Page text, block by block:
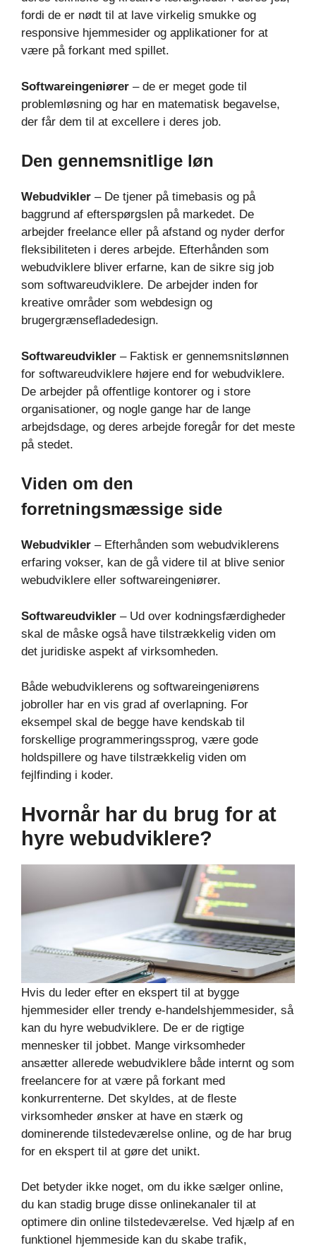
fordi de er nødt til at lave virkelig smukke og
responsive hjemmesider og applikationer for at
være på forkant med spillet.
Softwareingeniører – de er meget gode til
problemløsning og har en matematisk begavelse,
der får dem til at excellere i deres job.
Den gennemsnitlige løn
Webudvikler – De tjener på timebasis og på
baggrund af efterspørgslen på markedet. De
arbejder freelance eller på afstand og nyder derfor
fleksibiliteten i deres arbejde. Efterhånden som
webudviklere bliver erfarne, kan de sikre sig job
som softwareudviklere. De arbejder inden for
kreative områder som webdesign og
brugergrænsefladedesign.
Softwareudvikler – Faktisk er gennemsnitslønnen
for softwareudviklere højere end for webudviklere.
De arbejder på offentlige kontorer og i store
organisationer, og nogle gange har de lange
arbejdsdage, og deres arbejde foregår for det meste
på stedet.
Viden om den
forretningsmæssige side
Webudvikler – Efterhånden som webudviklerens
erfaring vokser, kan de gå videre til at blive senior
webudviklere eller softwareingeniører.
Softwareudvikler – Ud over kodningsfærdigheder
skal de måske også have tilstrækkelig viden om
det juridiske aspekt af virksomheden.
Både webudviklerens og softwareingeniørens
jobroller har en vis grad af overlapning. For
eksempel skal de begge have kendskab til
forskellige programmeringssprog, være gode
holdspillere og have tilstrækkelig viden om
fejlfinding i koder.
Hvornår har du brug for at
hyre webudviklere?
Hvis du leder efter en ekspert til at bygge
hjemmesider eller trendy e-handelshjemmesider, så
kan du hyre webudviklere. De er de rigtige
mennesker til jobbet. Mange virksomheder
ansætter allerede webudviklere både internt og som
freelancere for at være på forkant med
konkurrenterne. Det skyldes, at de fleste
virksomheder ønsker at have en stærk og
dominerende tilstedeværelse online, og de har brug
for en ekspert til at gøre det unikt.
Det betyder ikke noget, om du ikke sælger online,
du kan stadig bruge disse onlinekanaler til at
optimere din online tilstedeværelse. Ved hjælp af en
funktionel hjemmeside kan du skabe trafik,